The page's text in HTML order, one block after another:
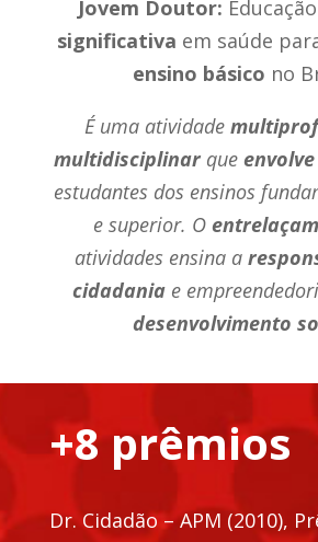
Jovem Doutor: Educação
significativa em saúde
ensino básico no
É uma atividade
multidisciplinar queenvolve
estudantes dos ensinos
e superior. O
atividades ensina a
cidadaniae
desenvolvimento
+8 prêmios
Dr. Cidadão – APM (2010),